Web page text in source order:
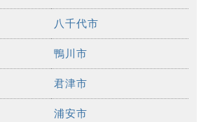
八千代市
鴨川市
君津市
浦安市